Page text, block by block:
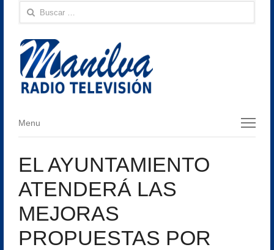
Buscar:
Menu
Menu
EL AYUNTAMIENTO
ATENDERÁ LAS
MEJORAS
PROPUESTAS POR